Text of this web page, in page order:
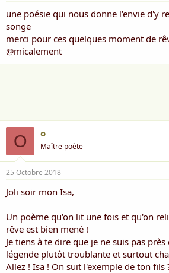
une poésie qui nous donne l'envie d'y
songe
merci pour ces quelques moment de
@micalement
O o
Maître poète
25 Octobre 2018
Joli soir mon Isa,
Un poème qu'on lit une fois et qu'on
rêve est bien mené !
Je tiens à te dire que je ne suis pas
légende plutôt troublante et surtout
Allez ! Isa ! On suit l'exemple de ton fils